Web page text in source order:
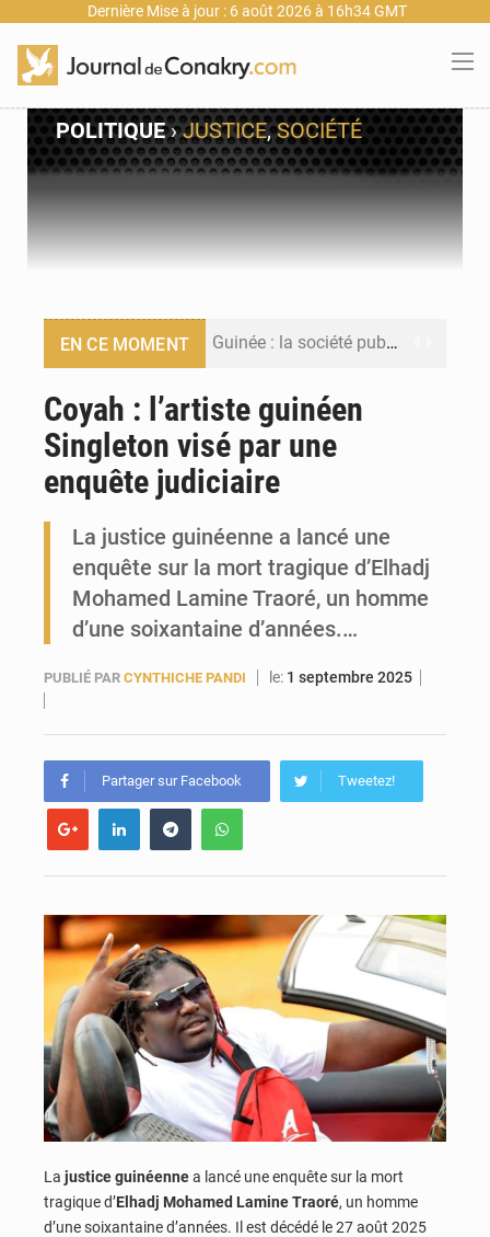
Dernière Mise à jour : 6 août 2026 à 16h34 GMT
POLITIQUE›JUSTICE,SOCIÉTÉ
EN CE MOMENT Guinée : la société publique Nimba Mining Company signe sa première convention minière
Forces Vives en Guinée : la coalition critique la gestion de Mamadi Doumbouya
Coyah : l’artiste guinéen
Singleton visé par une
enquête judiciaire
La justice guinéenne a lancé une
enquête sur la mort tragique d’Elhadj
Mohamed Lamine Traoré, un homme
d’une soixantaine d’années.…
PUBLIÉ PAR CYNTHICHE PANDI le: 1 septembre 2025
Partager sur Facebook Tweetez!
La justice guinéennea lancé une enquête sur la mort
tragique d’Elhadj Mohamed Lamine Traoré, un homme
d’une soixantaine d’années. Il est décédé le 27 août 2025